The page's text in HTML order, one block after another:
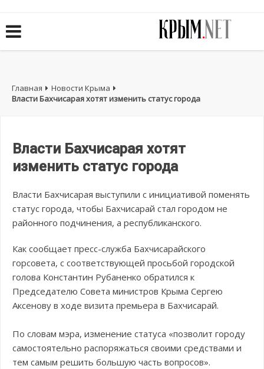
Главная
Новости Крыма
Власти Бахчисарая хотят изменить статус города
Власти Бахчисарая хотят
изменить статус города
Власти Бахчисарая выступили с инициативой поменять
статус города, чтобы Бахчисарай стал городом не
районного подчинения, а республиканского.
Как сообщает пресс-служба Бахчисарайского
горсовета, с соответствующей просьбой городской
голова Константин Рубаненко обратился к
Председателю Совета министров Крыма Сергею
Аксенову в ходе визита премьера в Бахчисарай.
По словам мэра, изменение статуса «позволит городу
самостоятельно распоряжаться своими средствами и
тем самым решить большую часть вопросов».